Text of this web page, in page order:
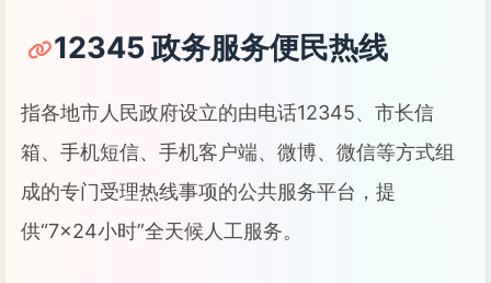
12345 政务服务便民热线
指各地市人民政府设立的由电话12345、市长信
箱、手机短信、手机客户端、微博、微信等方式组
成的专门受理热线事项的公共服务平台，提
供“7×24小时”全天候人工服务。